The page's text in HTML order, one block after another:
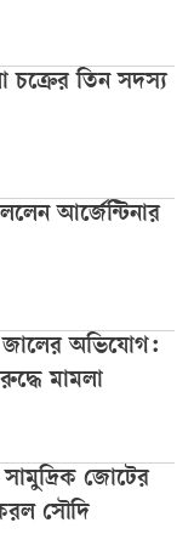
চক্রের তিন সদস্য
আর্জেন্টিনার
জালের অভিযোগ:
মামলা
জোটের
সৌদি